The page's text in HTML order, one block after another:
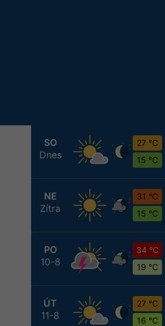
SO
Dnes
27 °C
15 °C
NE
Zítra
31 °C
15 °C
PO
10-8
34 °C
19 °C
ÚT
11-8
27 °C
16 °C